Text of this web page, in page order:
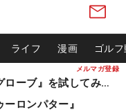
メルマガ登録
ライフ 漫画 ゴル
飛距離アップの新提案『右手グローブ』を試してみた！
ロンパター』